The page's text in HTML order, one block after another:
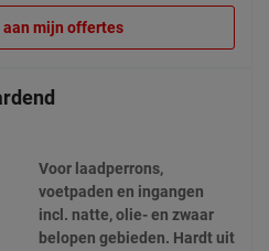
aan mijn offertes
Voor laadperrons,
voetpaden en ingangen
incl. natte, olie- en zwaar
belopen gebieden. Hardt uit